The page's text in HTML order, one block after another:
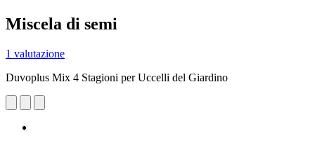
Miscela di semi
1 valutazione
Duvoplus Mix 4 Stagioni per Uccelli del Giardino